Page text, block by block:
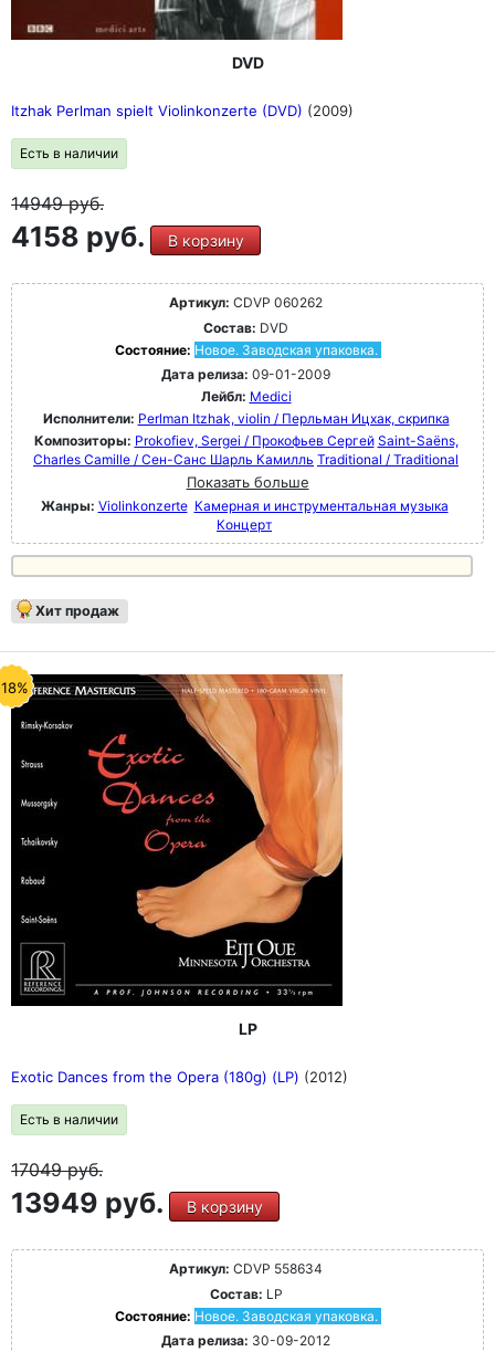
DVD
Itzhak Perlman spielt Violinkonzerte (DVD) (2009)
Есть в наличии
14949руб.
4158 руб. В корзину
Артикул: CDVP 060262
Состав: DVD
Состояние: Новое. Заводская упаковка.
Дата релиза: 09-01-2009
Лейбл: Medici
Исполнители: Perlman Itzhak, violin / Перльман Ицхак, скрипка
Композиторы: Prokofiev, Sergei / Прокофьев Сергей Saint-Saëns,
Charles Camille / Сен-Санс Шарль Камилль Traditional / Traditional
Показать больше
Жанры: Violinkonzerte Камерная и инструментальная музыка
Концерт
Хит продаж
LP
Exotic Dances from the Opera (180g) (LP) (2012)
Есть в наличии
17049руб.
13949 руб. В корзину
Артикул: CDVP 558634
Состав: LP
Состояние: Новое. Заводская упаковка.
Дата релиза: 30-09-2012